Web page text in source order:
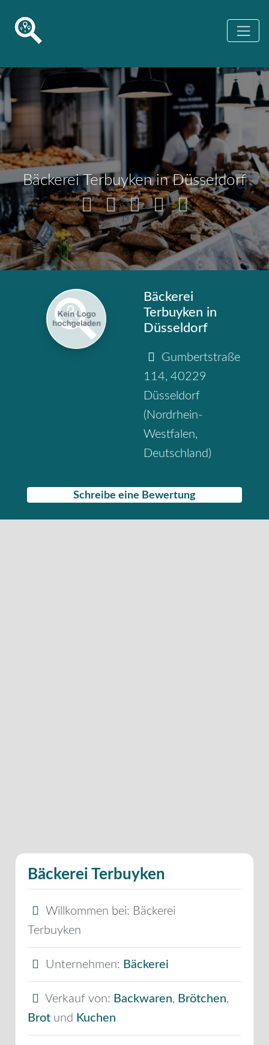
Bäckerei Terbuyken in Düsseldorf
Bäckerei
Terbuyken in
Düsseldorf
Gumbertstraße
114, 40229
Düsseldorf
( Nordrhein-
Westfalen,
Deutschland)
Schreibe eine Bewertung
Bäckerei Terbuyken
Willkommen bei: Bäckerei
Terbuyken
Unternehmen: Bäckerei
Verkauf von: Backwaren, Brötchen,
Brot und Kuchen